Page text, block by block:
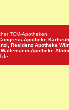
TCM-Apotheken
Apotheke
Residenz Apotheke
Wallenstein-Apotheke